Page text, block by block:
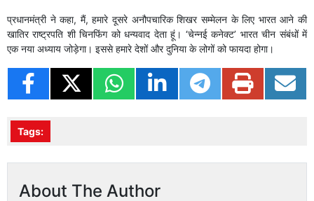
प्रधानमंत्री ने कहा, मैं, हमारे दूसरे अनौपचारिक शिखर सम्मेलन के लिए भारत आने की
खातिर राष्ट्रपति शी चिनफिंग को धन्यवाद देता हूं। ‘चेन्नई कनेक्ट’ भारत चीन संबंधों में
एक नया अध्याय जोड़ेगा। इससे हमारे देशों और दुनिया के लोगों को फायदा होगा।
Tags:
About The Author